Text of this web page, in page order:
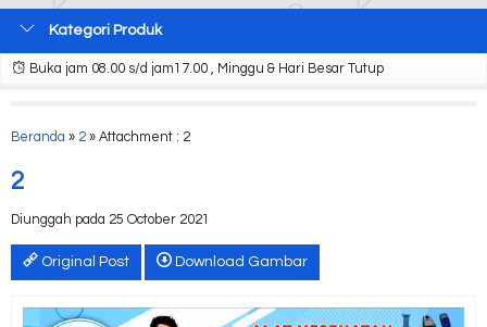
Kategori Produk
Buka jam 08.00 s/d jam17.00 , Minggu & Hari Besar Tutup
Beranda » 2 » Attachment : 2
2
Diunggah pada 25 October 2021
Original Post Download Gambar